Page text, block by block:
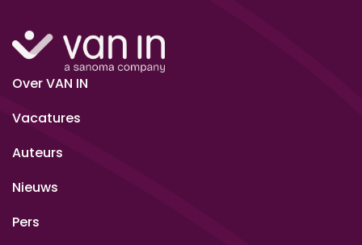
Over VAN IN
Vacatures
Auteurs
Nieuws
Pers